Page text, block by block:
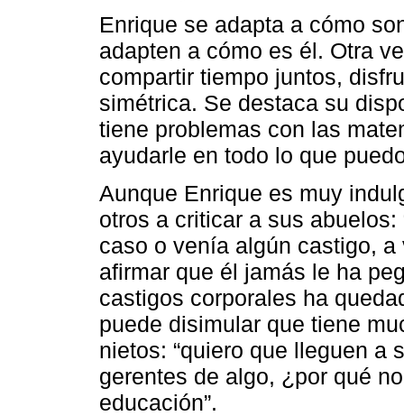
Enrique se adapta a cómo
adapten a cómo es él. Otra
compartir tiempo juntos,
simétrica. Se destaca su
tiene problemas con las
ayudarle en todo lo que
Aunque Enrique es muy
otros a criticar a sus
caso o venía algún castigo,
afirmar que él jamás le ha
castigos corporales ha
puede disimular que tiene
nietos: “quiero que lleguen a
gerentes de algo, ¿por qué
educación”.